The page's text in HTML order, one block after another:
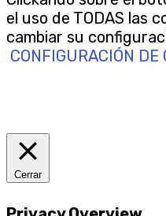
el uso de TODAS las
cambiar su
CONFIGURACIÓN DE
Cerrar